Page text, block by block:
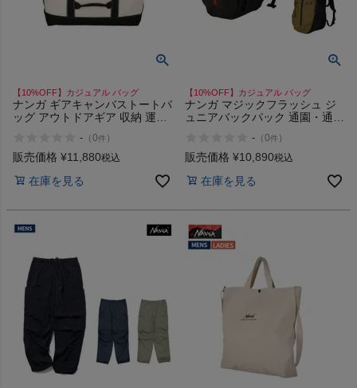
【10%OFF】カジュアル バッグ
ナンガ ギアキャンバストートバ
ッグ アウトドアギア 収納 運搬
アル バッグ NANGA GEAR
CANVAS TOTE BAG
- （0件 ）
販売価格 ¥11,880税込
在庫を見る
【10%OFF】カジュアル バッグ
ナンガ マジックフラッシュ ジ
ュニアバックパック 通園・通学
ジュアル バッグ リュック
NANGA MAGIC FLASH Jr.
- （0件 ）
販売価格 ¥10,890税込
在庫を見る